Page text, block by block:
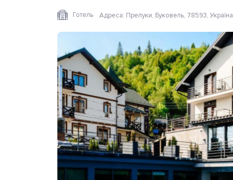
Готель Адреса: Прелуки, Буковель, 78593, Україна